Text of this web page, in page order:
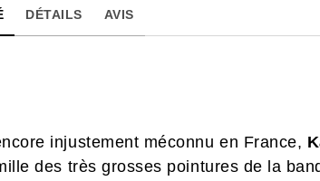
DÉTAILS AVIS
injustement méconnu en France,
des très grosses pointures de la